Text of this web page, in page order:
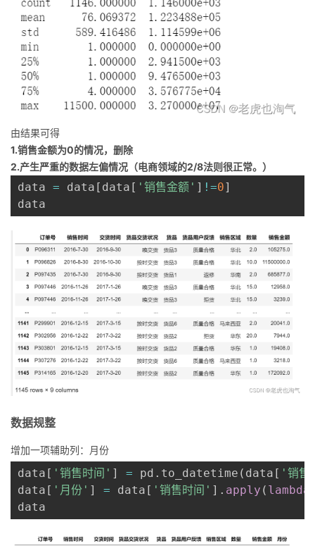
由结果可得
1.销售金额为0的情况，删除
2.产生严重的数据左偏情况（电商领域的2/8法则很正常。）
data = data [ data [ '销售金额' ] !=0]
数据规整
增加一项辅助列：月份
data [ '销售时间' ] = pd . to_datetime ( data [ '销售
data [ '月份' ] = data [ '销售时间' ] . apply ( lambda